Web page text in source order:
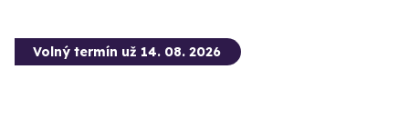
Volný termín už 14. 08. 2026